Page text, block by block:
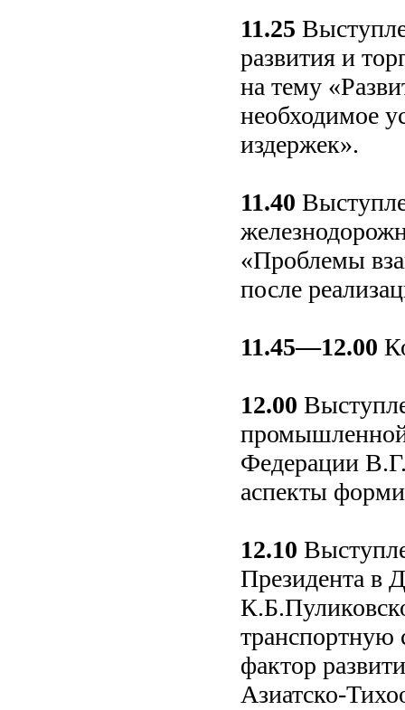
11.25
развития и
на тему
необходимое
издержек».
11.40
«Проблемы
после
11.45—12.00
12.00
промышленной
Федерации
аспекты
12.10
Президента в
транспортную
фактор
Азиатско-